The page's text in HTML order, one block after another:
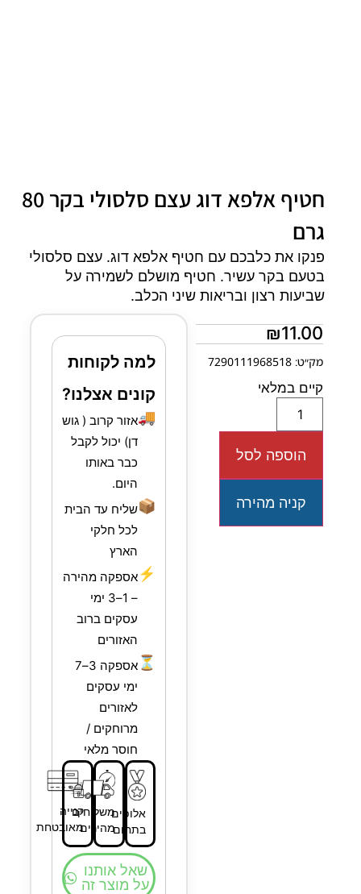
חטיף אלפא דוג עצם סלסולי בקר 80
גרם
פנקו את כלבכם עם חטיף אלפא דוג. עצם סלסולי
בטעם בקר עשיר. חטיף מושלם לשמירה על
שביעות רצון ובריאות שיני הכלב.
₪11.00
מק״ט: 7290111968518
קיים במלאי
הוספה לסל
קניה מהירה
למה לקוחות
קונים אצלנו?
🚚אזור קרוב ( גוש
דן) יכול לקבל
כבר באותו
היום.
📦שליח עד הבית
לכל חלקי
הארץ
⚡אספקה מהירה
– 1–3 ימי
עסקים ברוב
האזורים
⏳
אספקה 3–7
ימי עסקים
לאזורים
מרוחקים /
חוסר מלאי
אלופים
בתחום
משלוחים
מהירים
קנייה
מאובטחת
שאל אותנו
על מוצר זה